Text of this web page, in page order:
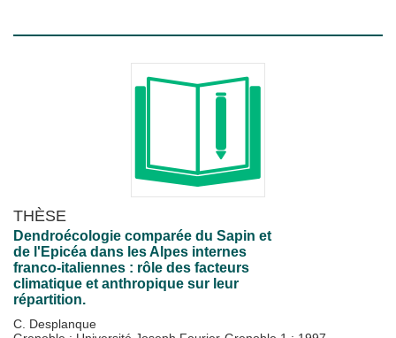
THÈSE
Dendroécologie comparée du Sapin et
de l'Epicéa dans les Alpes internes
franco-italiennes : rôle des facteurs
climatique et anthropique sur leur
répartition.
C. Desplanque